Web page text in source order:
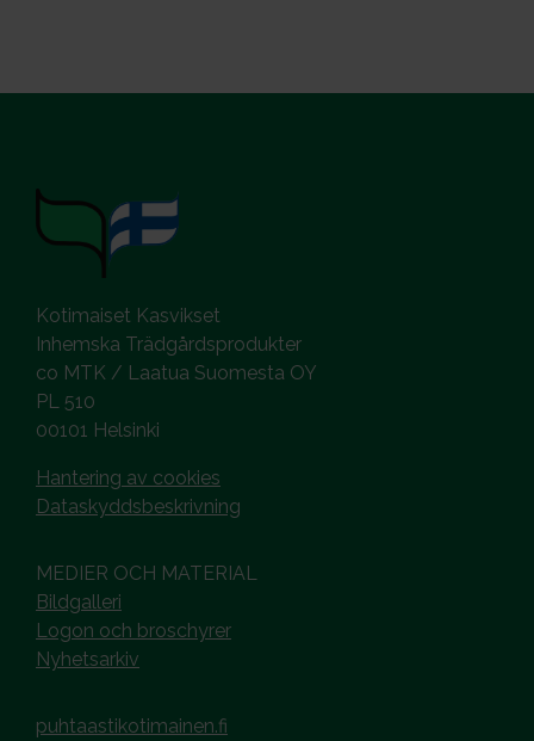
Kotimaiset Kasvikset
Inhemska Trädgårdsprodukter
co MTK / Laatua Suomesta OY
PL 510
00101 Helsinki
Hantering av cookies
Dataskyddsbeskrivning
MEDIER OCH MATERIAL
Bildgalleri
Logon och broschyrer
Nyhetsarkiv
puhtaastikotimainen.fi